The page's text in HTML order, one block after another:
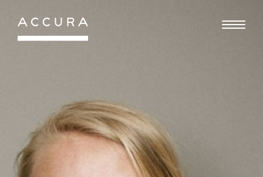
Gå
indhold